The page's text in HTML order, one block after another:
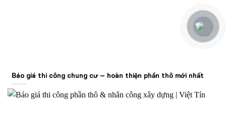
Báo giá thi công chung cư – hoàn thiện phần thô mới nhất